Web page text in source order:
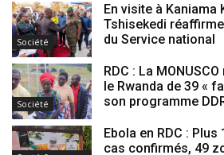
Société
En visite à Kaniama
Tshisekedi
du Service national
Société
RDC : La
le Rwanda de 39 «
son programme
Ebola en RDC :
cas confirmés, 49